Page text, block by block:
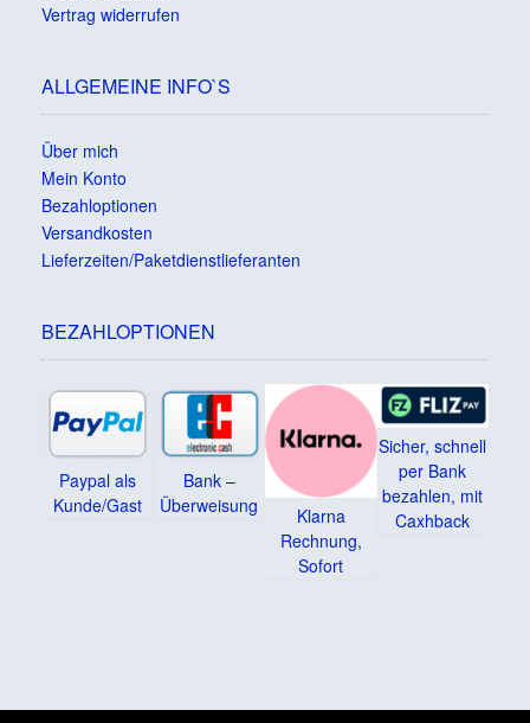
Vertrag widerrufen
ALLGEMEINE INFO`S
Über mich
Mein Konto
Bezahloptionen
Versandkosten
Lieferzeiten/Paketdienstlieferanten
BEZAHLOPTIONEN
Paypal als
Kunde/Gast
Bank –
Überweisung
Klarna
Rechnung,
Sofort
Sicher, schnell
per Bank
bezahlen, mit
Caxhback